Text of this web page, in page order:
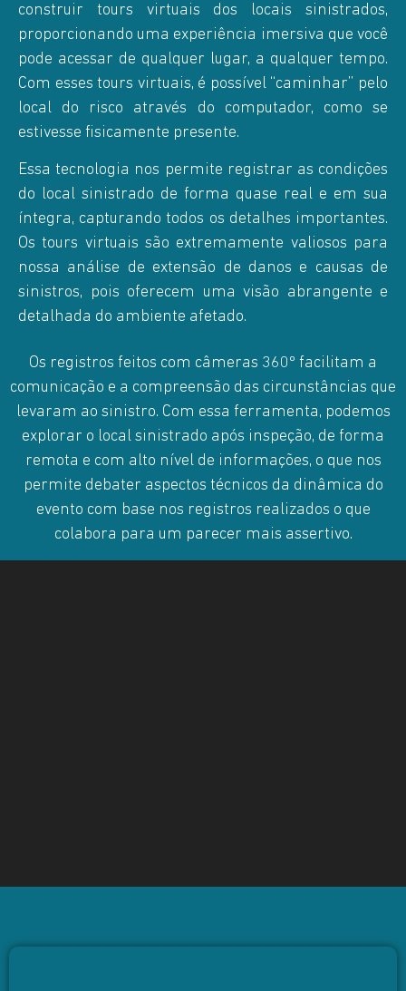
construir tours virtuais dos locais sinistrados,
proporcionando uma experiência imersiva que você
pode acessar de qualquer lugar, a qualquer tempo.
Com esses tours virtuais, é possível “caminhar” pelo
local do risco através do computador, como se
estivesse fisicamente presente.
Essa tecnologia nos permite registrar as condições
do local sinistrado de forma quase real e em sua
íntegra, capturando todos os detalhes importantes.
Os tours virtuais são extremamente valiosos para
nossa análise de extensão de danos e causas de
sinistros, pois oferecem uma visão abrangente e
detalhada do ambiente afetado.
Os registros feitos com câmeras 360º facilitam a
comunicação e a compreensão das circunstâncias que
levaram ao sinistro. Com essa ferramenta, podemos
explorar o local sinistrado após inspeção, de forma
remota e com alto nível de informações, o que nos
permite debater aspectos técnicos da dinâmica do
evento com base nos registros realizados o que
colabora para um parecer mais assertivo.